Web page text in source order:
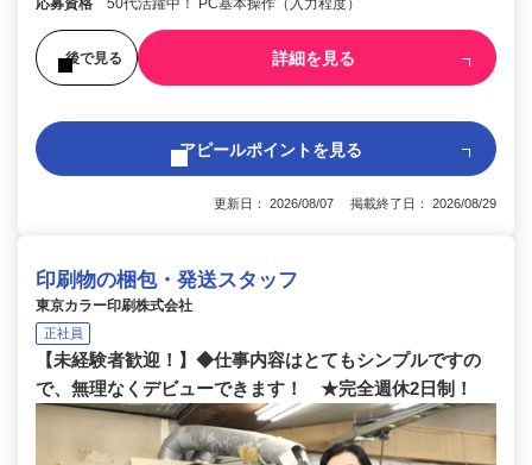
応募資格 50代活躍中！ PC基本操作（入力程度）
後で見る 詳細を見る
アピールポイントを見る
更新日： 2026/08/07 掲載終了日： 2026/08/29
印刷物の梱包・発送スタッフ
東京カラー印刷株式会社
正社員
【未経験者歓迎！】◆仕事内容はとてもシンプルですの
で、無理なくデビューできます！ ★完全週休2日制！